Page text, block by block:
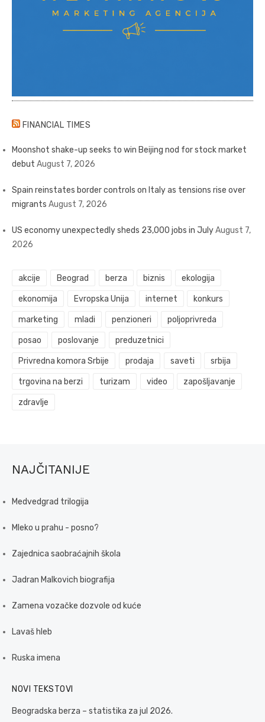
FINANCIAL TIMES
Moonshot shake-up seeks to win Beijing nod for stock market
debut August 7, 2026
Spain reinstates border controls on Italy as tensions rise over
migrants August 7, 2026
US economy unexpectedly sheds 23,000 jobs in JulyAugust 7,
2026
akcije Beograd berza biznis ekologija
ekonomija Evropska Unija internet konkurs
marketing mladi penzioneri poljoprivreda
posao poslovanje preduzetnici
Privredna komora Srbije prodaja saveti srbija
trgovina na berzi turizam video zapošljavanje
zdravlje
NAJČITANIJE
Medvedgrad trilogija
Mleko u prahu - posno?
Zajednica saobraćajnih škola
Jadran Malkovich biografija
Zamena vozačke dozvole od kuće
Lavaš hleb
Ruska imena
NOVI TEKSTOVI
Beogradska berza – statistika za jul 2026.